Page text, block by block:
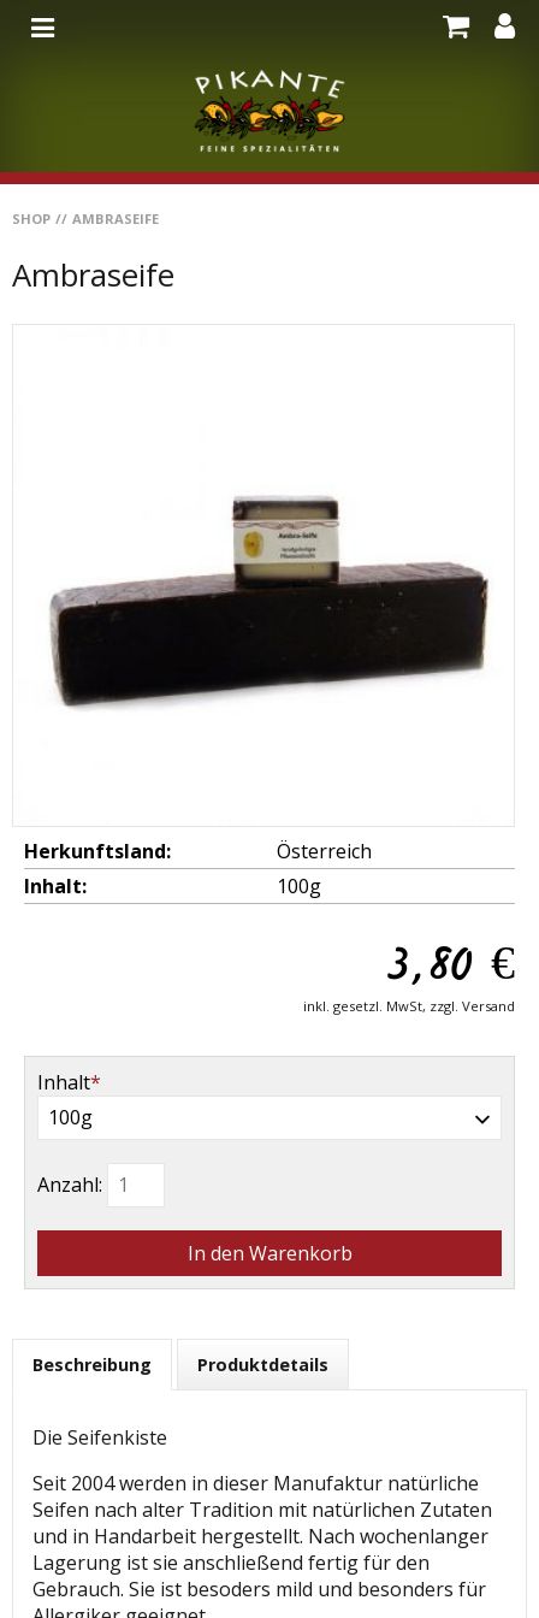
SHOP // AMBRASEIFE
Ambraseife
Herkunftsland:
Österreich
Inhalt:
100g
3,80 €
inkl. gesetzl. MwSt, zzgl. Versand
Pflichtfeld
Inhalt*
Anzahl:
Beschreibung Produktdetails
Die Seifenkiste
Seit 2004 werden in dieser Manufaktur natürliche
Seifen nach alter Tradition mit natürlichen Zutaten
und in Handarbeit hergestellt. Nach wochenlanger
Lagerung ist sie anschließend fertig für den
Gebrauch. Sie ist besoders mild und besonders für